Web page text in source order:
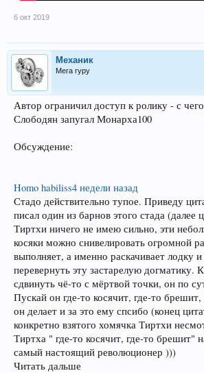
6 окт 2019
Механик
Мега гуру
Автор ограничил доступ к ролику - с
Слободян запугал Монарха100
Обсуждение:
Homo habiliss4 недели назад
Стадо действительно тупое. Приведу
писал один из барнов этого стада (далее
Тиртхи ничего не имею сильно, эти
косяки можно снивелировать огромной
выполняет, а именно раскачивает лодку
перевернуть эту застарелую догматику.
сдвинуть чё-то с мёртвой точки, он по
Пускай он где-то косячит, где-то
он делает и за это ему спсибо (конец
конкретно взятого хомячка Тиртхи
Тиртха " где-то косячит, где-то брешит"
самый настоящий революционер )))
Читать дальше